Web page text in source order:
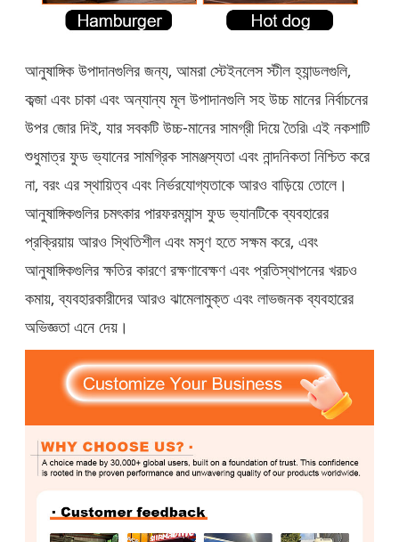
আনুষাঙ্গিক উপাদানগুলির জন্য, আমরা স্টেইনলেস স্টীল হ্যান্ডলগুলি,
কব্জা এবং চাকা এবং অন্যান্য মূল উপাদানগুলি সহ উচ্চ মানের নির্বাচনের
উপর জোর দিই, যার সবকটি উচ্চ-মানের সামগ্রী দিয়ে তৈরি৷ এই নকশাটি
শুধুমাত্র ফুড ভ্যানের সামগ্রিক সামঞ্জস্যতা এবং নান্দনিকতা নিশ্চিত করে
না, বরং এর স্থায়িত্ব এবং নির্ভরযোগ্যতাকে আরও বাড়িয়ে তোলে।
আনুষাঙ্গিকগুলির চমৎকার পারফরম্যান্স ফুড ভ্যানটিকে ব্যবহারের
প্রক্রিয়ায় আরও স্থিতিশীল এবং মসৃণ হতে সক্ষম করে, এবং
আনুষাঙ্গিকগুলির ক্ষতির কারণে রক্ষণাবেক্ষণ এবং প্রতিস্থাপনের খরচও
কমায়, ব্যবহারকারীদের আরও ঝামেলামুক্ত এবং লাভজনক ব্যবহারের
অভিজ্ঞতা এনে দেয়।